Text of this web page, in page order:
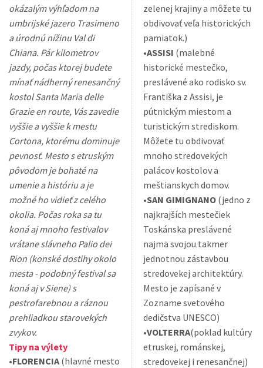
okázalým výhľadom na
umbrijské jazero Trasimeno
a úrodnú nížinu Val di
Chiana. Pár kilometrov
jazdy, počas ktorej budete
mínať nádherný renesančný
kostol Santa Maria delle
Grazie en route, Vás zavedie
vyššie a vyššie k mestu
Cortona, ktorému dominuje
pevnosť. Mesto s etruským
pôvodom je bohaté na
umenie a históriu a je
možné ho vidieť z celého
okolia. Počas roka sa tu
koná aj mnoho festivalov
vrátane slávneho Palio dei
Rion (konské dostihy okolo
mesta - podobný festival sa
koná aj v Siene) s
pestrofarebnou a ráznou
prehliadkou starovekých
zvykov.
Tipy na výlety
•FLORENCIA (hlavné mesto
zelenej krajiny a môžete tu
obdivovať veľa historických
pamiatok.)
•ASSISI (malebné
historické mestečko,
preslávené ako rodisko sv.
Františka z Assisi, je
pútnickým miestom a
turistickým strediskom.
Môžete tu obdivovať
mnoho stredovekých
palácov kostolov a
meštianskych domov.
•SAN GIMIGNANO (jedno z
najkrajších mestečiek
Toskánska preslávené
najmä svojou takmer
jednotnou zástavbou
stredovekej architektúry.
Mesto je zapísané v
Zozname svetového
dedičstva UNESCO)
•VOLTERRA(poklad kultúry
etruskej, románskej,
stredovekej i renesančnej)